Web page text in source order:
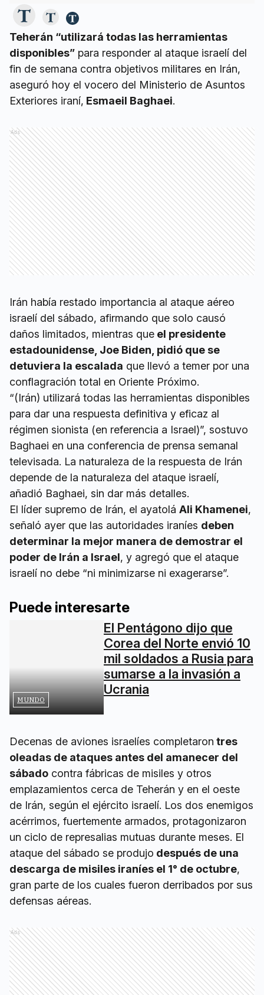
Teherán “utilizará todas las herramientas
disponibles” para responder al ataque israelí del
fin de semana contra objetivos militares en Irán,
aseguró hoy el vocero del Ministerio de Asuntos
Exteriores iraní, Esmaeil Baghaei.
Ads
Irán había restado importancia al ataque aéreo
israelí del sábado, afirmando que solo causó
daños limitados, mientras que el presidente
estadounidense, Joe Biden, pidió que se
detuviera la escalada que llevó a temer por una
conflagración total en Oriente Próximo.
“(Irán) utilizará todas las herramientas disponibles
para dar una respuesta definitiva y eficaz al
régimen sionista (en referencia a Israel)”, sostuvo
Baghaei en una conferencia de prensa semanal
televisada. La naturaleza de la respuesta de Irán
depende de la naturaleza del ataque israelí,
añadió Baghaei, sin dar más detalles.
El líder supremo de Irán, el ayatolá Ali Khamenei,
señaló ayer que las autoridades iraníes deben
determinar la mejor manera de demostrar el
poder de Irán a Israel, y agregó que el ataque
israelí no debe “ni minimizarse ni exagerarse”.
Puede interesarte
MUNDO
El Pentágono dijo que
Corea del Norte envió 10
mil soldados a Rusia para
sumarse a la invasión a
Ucrania
Decenas de aviones israelíes completaron tres
oleadas de ataques antes del amanecer del
sábado contra fábricas de misiles y otros
emplazamientos cerca de Teherán y en el oeste
de Irán, según el ejército israelí. Los dos enemigos
acérrimos, fuertemente armados, protagonizaron
un ciclo de represalias mutuas durante meses. El
ataque del sábado se produjo después de una
descarga de misiles iraníes el 1° de octubre,
gran parte de los cuales fueron derribados por sus
defensas aéreas.
Ads